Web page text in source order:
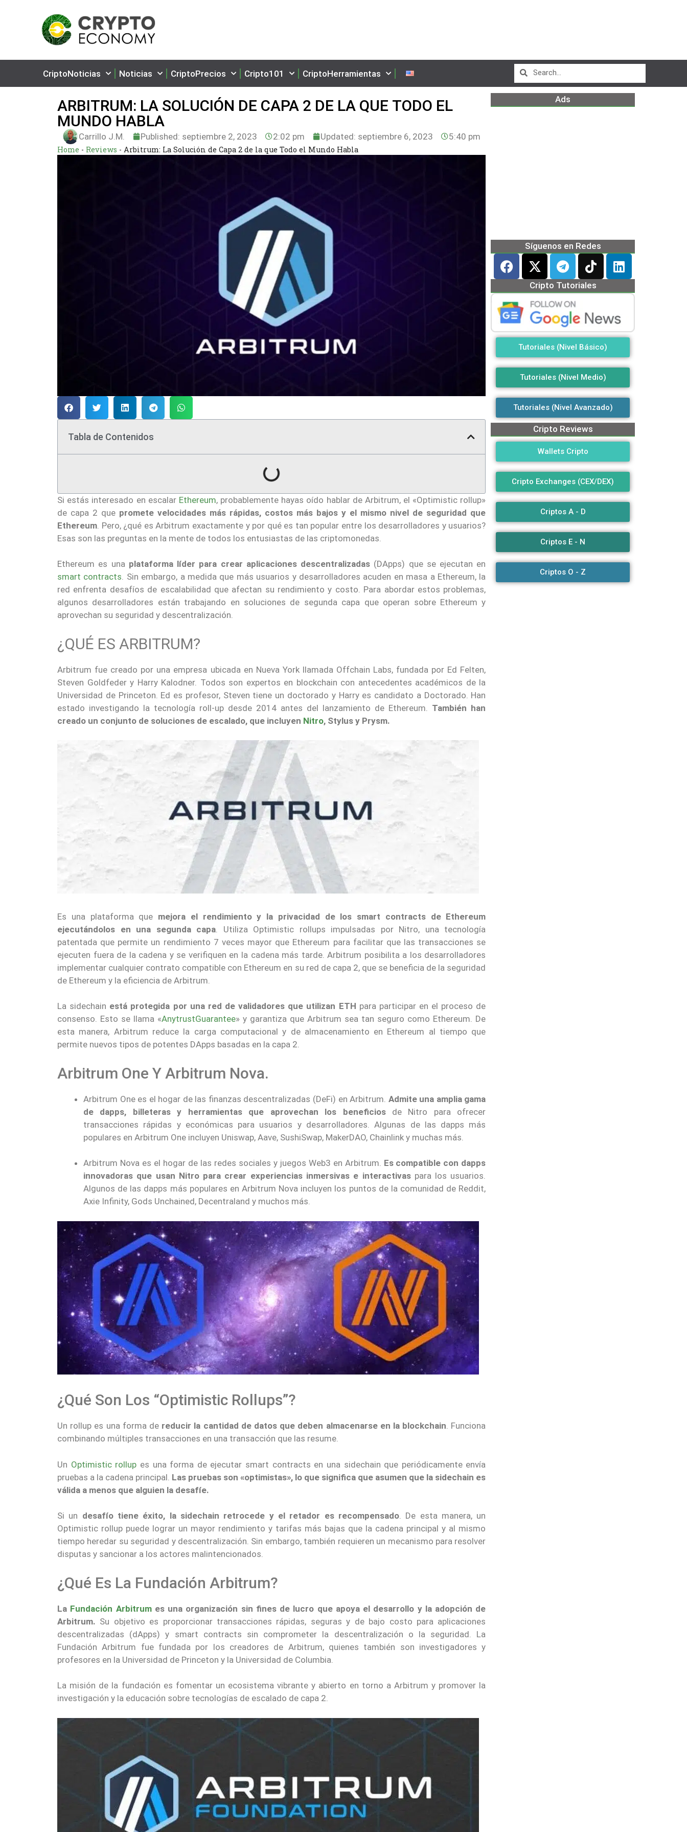
CriptoNoticias Noticias CriptoPrecios Cripto101 CriptoHerramientas
ARBITRUM: LA SOLUCIÓN DE CAPA 2 DE LA QUE TODO EL
MUNDO HABLA
Carrillo J.M. Published: septiembre 2, 2023 2:02 pm Updated: septiembre 6, 2023 5:40 pm
Home - Reviews - Arbitrum: La Solución de Capa 2 de la que Todo el Mundo Habla
Tabla de Contenidos
Si estás interesado en escalar Ethereum, probablemente hayas oído hablar de Arbitrum, el «Optimistic rollup»
de capa 2 que promete velocidades más rápidas, costos más bajos y el mismo nivel de seguridad que
Ethereum . Pero, ¿qué es Arbitrum exactamente y por qué es tan popular entre los desarrolladores y usuarios?
Esas son las preguntas en la mente de todos los entusiastas de las criptomonedas.
Ethereum es una plataforma líder para crear aplicaciones descentralizadas (DApps) que se ejecutan en
smart contracts. Sin embargo, a medida que más usuarios y desarrolladores acuden en masa a Ethereum, la
red enfrenta desafíos de escalabilidad que afectan su rendimiento y costo. Para abordar estos problemas,
algunos desarrolladores están trabajando en soluciones de segunda capa que operan sobre Ethereum y
aprovechan su seguridad y descentralización.
¿QUÉ ES ARBITRUM?
Arbitrum fue creado por una empresa ubicada en Nueva York llamada Offchain Labs, fundada por Ed Felten,
Steven Goldfeder y Harry Kalodner. Todos son expertos en blockchain con antecedentes académicos de la
Universidad de Princeton. Ed es profesor, Steven tiene un doctorado y Harry es candidato a Doctorado. Han
estado investigando la tecnología roll-up desde 2014 antes del lanzamiento de Ethereum. También han
creado un conjunto de soluciones de escalado, que incluyen Nitro, Stylus y Prysm.
Es una plataforma que mejora el rendimiento y la privacidad de los smart contracts de Ethereum
ejecutándolos en una segunda capa . Utiliza Optimistic rollups impulsadas por Nitro, una tecnología
patentada que permite un rendimiento 7 veces mayor que Ethereum para facilitar que las transacciones se
ejecuten fuera de la cadena y se verifiquen en la cadena más tarde. Arbitrum posibilita a los desarrolladores
implementar cualquier contrato compatible con Ethereum en su red de capa 2, que se beneficia de la seguridad
de Ethereum y la eficiencia de Arbitrum.
La sidechain está protegida por una red de validadores que utilizan ETH para participar en el proceso de
consenso. Esto se llama «AnytrustGuarantee» y garantiza que Arbitrum sea tan seguro como Ethereum. De
esta manera, Arbitrum reduce la carga computacional y de almacenamiento en Ethereum al tiempo que
permite nuevos tipos de potentes DApps basadas en la capa 2.
Arbitrum One Y Arbitrum Nova.
Arbitrum One es el hogar de las finanzas descentralizadas (DeFi) en Arbitrum. Admite una amplia gama
de dapps, billeteras y herramientas que aprovechan los beneficiosde Nitro para ofrecer
transacciones rápidas y económicas para usuarios y desarrolladores. Algunas de las dapps más
populares en Arbitrum One incluyen Uniswap, Aave, SushiSwap, MakerDAO, Chainlink y muchas más.
Arbitrum Nova es el hogar de las redes sociales y juegos Web3 en Arbitrum. Es compatible con dapps
innovadoras que usan Nitro para crear experiencias inmersivas e interactivaspara los usuarios.
Algunos de las dapps más populares en Arbitrum Nova incluyen los puntos de la comunidad de Reddit,
Axie Infinity, Gods Unchained, Decentraland y muchos más.
¿Qué Son Los “Optimistic Rollups”?
Un rollup es una forma de reducir la cantidad de datos que deben almacenarse en la blockchain. Funciona
combinando múltiples transacciones en una transacción que las resume.
Un Optimistic rollup es una forma de ejecutar smart contracts en una sidechain que periódicamente envía
pruebas a la cadena principal. Las pruebas son «optimistas», lo que significa que asumen que la sidechain es
válida a menos que alguien la desafíe.
Si un desafío tiene éxito, la sidechain retrocede y el retador es recompensado. De esta manera, un
Optimistic rollup puede lograr un mayor rendimiento y tarifas más bajas que la cadena principal y al mismo
tiempo heredar su seguridad y descentralización. Sin embargo, también requieren un mecanismo para resolver
disputas y sancionar a los actores malintencionados.
¿Qué Es La Fundación Arbitrum?
La Fundación Arbitrumes una organización sin fines de lucro que apoya el desarrollo y la adopción de
Arbitrum. Su objetivo es proporcionar transacciones rápidas, seguras y de bajo costo para aplicaciones
descentralizadas (dApps) y smart contracts sin comprometer la descentralización o la seguridad. La
Fundación Arbitrum fue fundada por los creadores de Arbitrum, quienes también son investigadores y
profesores en la Universidad de Princeton y la Universidad de Columbia.
La misión de la fundación es fomentar un ecosistema vibrante y abierto en torno a Arbitrum y promover la
investigación y la educación sobre tecnologías de escalado de capa 2.
Ads
Síguenos en Redes
Cripto Tutoriales
Tutoriales (Nivel Básico)
Tutoriales (Nivel Medio)
Tutoriales (Nivel Avanzado)
Cripto Reviews
Wallets Cripto
Cripto Exchanges (CEX/DEX)
Criptos A - D
Criptos E - N
Criptos O - Z